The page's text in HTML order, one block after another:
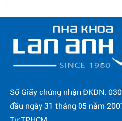
Số Giấy chứng nhận ĐKDN:
đầu ngày 31 tháng 05 năm